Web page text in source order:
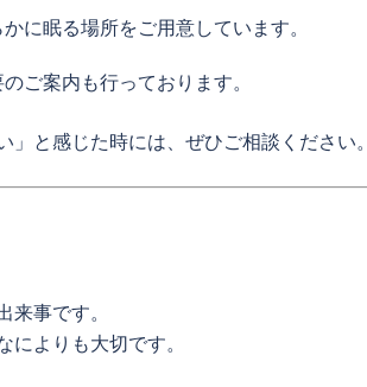
に眠る場所をご用意しています。
ご案内も行っております。
と感じた時には、ぜひご相談ください。
来事です。
よりも大切です。